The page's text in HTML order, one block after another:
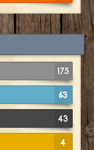
175
63
43
4